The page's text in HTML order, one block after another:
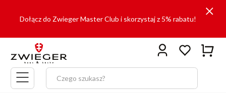
Dołącz do Zwieger Master Club i skorzystaj z 5% rabatu!
Menu
główne